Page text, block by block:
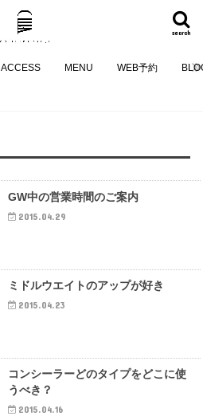
search
ACCESS MENU WEB予約
GW中の営業時間のご案内
2015.04.29
ミドルウエイトのアップが好き
2015.04.23
コンシーラーどのタイプをどこに使
うべき？
2015.04.16